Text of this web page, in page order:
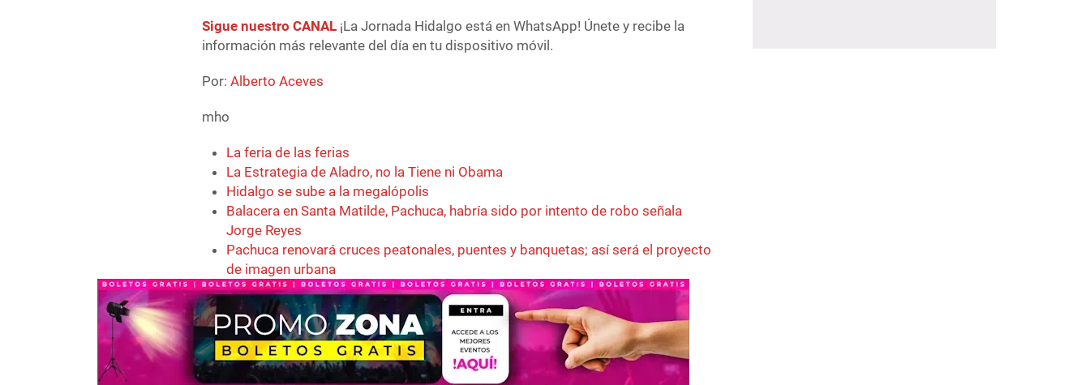
Sigue nuestro CANAL ¡La Jornada Hidalgo está en WhatsApp! Únete y recibe la
información más relevante del día en tu dispositivo móvil.
Por:Alberto Aceves
mho
La feria de las ferias
La Estrategia de Aladro, no la Tiene ni Obama
Hidalgo se sube a la megalópolis
Balacera en Santa Matilde, Pachuca, habría sido por intento de robo señala
Jorge Reyes
Pachuca renovará cruces peatonales, puentes y banquetas; así será el proyecto
de imagen urbana